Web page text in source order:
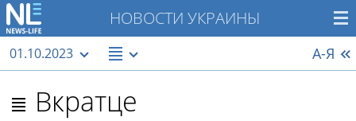
НОВОСТИ УКРАИНЫ
01.10.2023 А-Я
Вкратце